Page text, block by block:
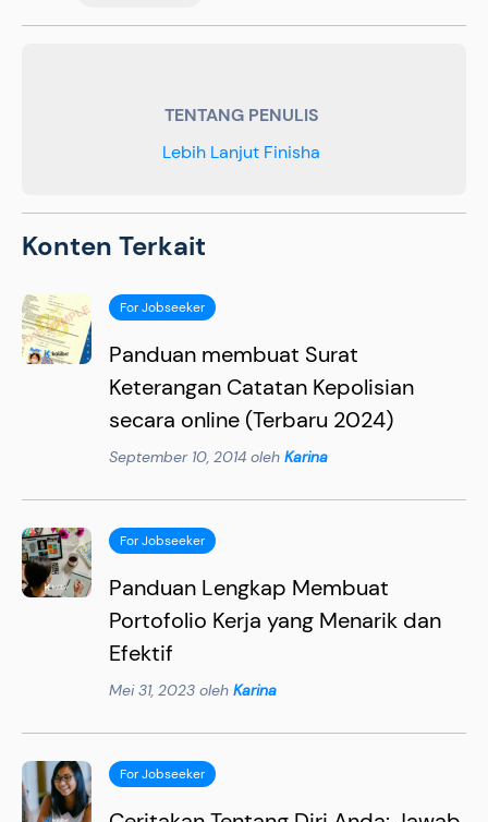
TENTANG PENULIS
Lebih Lanjut Finisha
Konten Terkait
For Jobseeker
Panduan membuat Surat
Keterangan Catatan Kepolisian
secara online (Terbaru 2024)
September 10, 2014 oleh Karina
For Jobseeker
Panduan Lengkap Membuat
Portofolio Kerja yang Menarik dan
Efektif
Mei 31, 2023 oleh Karina
For Jobseeker